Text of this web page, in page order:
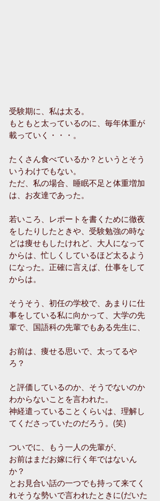
受験期に、私は太る。
もともと太っているのに、毎年体重が
載っていく・・・。
たくさん食べているか？というとそう
いうわけでもない。
ただ、私の場合、睡眠不足と体重増加
は、お友達であった。
若いころ、レポートを書くために徹夜
をしたりしたときや、受験勉強の時な
どは痩せもしたけれど、大人になって
からは、忙しくしているほど太るよう
になった。正確に言えば、仕事をして
からは。
そうそう、初任の学校で、あまりに仕
事をしている私に向かって、大学の先
輩で、国語科の先輩でもある先生に、
お前は、痩せる思いで、太ってるや
ろ？
と評価しているのか、そうでないのか
わからないことを言われた。
神経遣っていることくらいは、理解し
てくださっていたのだろう。(笑)
ついでに、もう一人の先輩が、
お前はまだお嫁に行く年ではないん
か？
とお見合い話の一つでも持って来てく
れそうな勢いで言われたときに(だいた